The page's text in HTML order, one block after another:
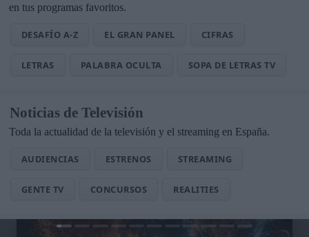
en tus programas favoritos.
DESAFÍO A-Z EL GRAN PANEL CIFRAS
LETRAS PALABRA OCULTA SOPA DE LETRAS TV
Noticias de Televisión
Toda la actualidad de la televisión y el streaming en España.
AUDIENCIAS ESTRENOS STREAMING
GENTE TV CONCURSOS REALITIES